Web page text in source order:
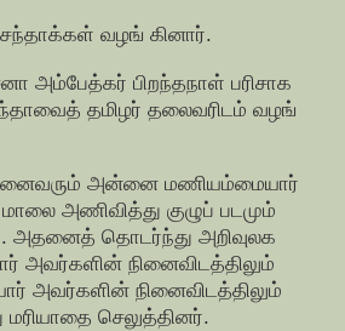
வழங் கினார்.
அம்பேத்கர் பிறந்தநாள் பரிசாக
தமிழர் தலைவரிடம் வழங்
அன்னை மணியம்மையார்
அணிவித்து குழுப் படமும்
தொடர்ந்து அறிவுலக
அவர்களின் நினைவிடத்திலும்
அவர்களின் நினைவிடத்திலும்
செலுத்தினர்.